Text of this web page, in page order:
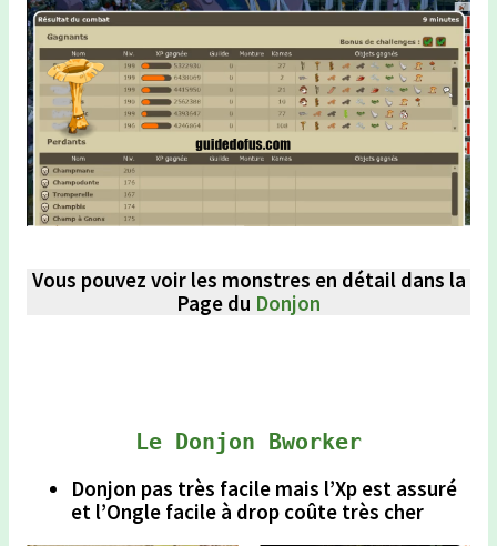
Vous pouvez voir les monstres en détail dans la
Page du Donjon
Le Donjon Bworker
Donjon pas très facile mais l’Xp est assuré
et l’Ongle facile à drop coûte très cher